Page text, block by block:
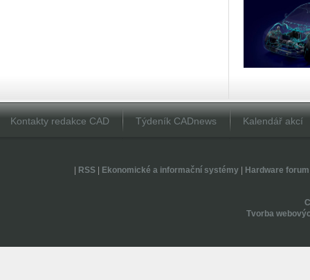
Kontakty redakce CAD Týdeník CADnews Kalendář akcí
RSS| Ekonomické a informační systémy| Hardware forum
Tvorba